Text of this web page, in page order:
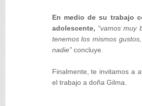
En medio de su trabajo
adolescente, “vamos muy
tenemos los mismos
nadie”concluye.
Finalmente, te invitamos a
el trabajo a doña Gilma.